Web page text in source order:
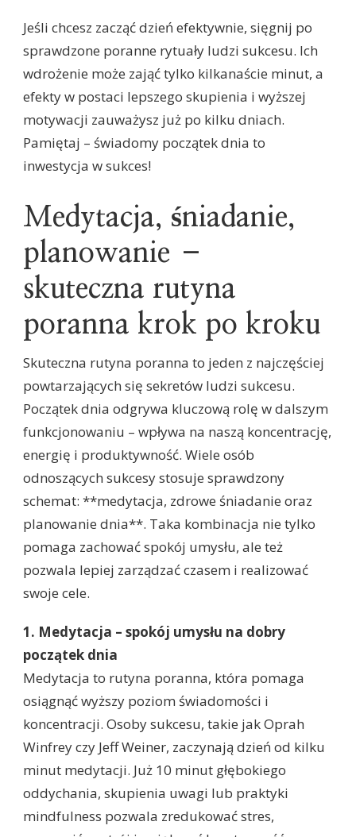
Jeśli chcesz zacząć dzień efektywnie, sięgnij po
sprawdzone poranne rytuały ludzi sukcesu. Ich
wdrożenie może zająć tylko kilkanaście minut, a
efekty w postaci lepszego skupienia i wyższej
motywacji zauważysz już po kilku dniach.
Pamiętaj – świadomy początek dnia to
inwestycja w sukces!
Medytacja, śniadanie,
planowanie –
skuteczna rutyna
poranna krok po kroku
Skuteczna rutyna poranna to jeden z najczęściej
powtarzających się sekretów ludzi sukcesu.
Początek dnia odgrywa kluczową rolę w dalszym
funkcjonowaniu – wpływa na naszą koncentrację,
energię i produktywność. Wiele osób
odnoszących sukcesy stosuje sprawdzony
schemat: **medytacja, zdrowe śniadanie oraz
planowanie dnia**. Taka kombinacja nie tylko
pomaga zachować spokój umysłu, ale też
pozwala lepiej zarządzać czasem i realizować
swoje cele.
1. Medytacja – spokój umysłu na dobry
początek dnia
Medytacja to rutyna poranna, która pomaga
osiągnąć wyższy poziom świadomości i
koncentracji. Osoby sukcesu, takie jak Oprah
Winfrey czy Jeff Weiner, zaczynają dzień od kilku
minut medytacji. Już 10 minut głębokiego
oddychania, skupienia uwagi lub praktyki
mindfulness pozwala zredukować stres,